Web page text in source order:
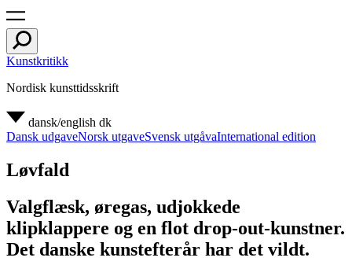
Kunstkritikk
Nordisk kunsttidsskrift
dansk/english dk
Dansk udgaveNorsk utgaveSvensk utgåvaInternational edition
Løvfald
Valgflæsk, øregas, udjokkede
klipklappere og en flot drop-out-kunstner.
Det danske kunstefterår har det vildt.